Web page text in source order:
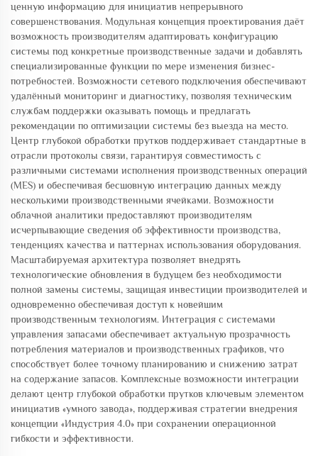
ценную информацию для инициатив непрерывного
совершенствования. Модульная концепция проектирования даёт
возможность производителям адаптировать конфигурацию
системы под конкретные производственные задачи и добавлять
специализированные функции по мере изменения бизнес-
потребностей. Возможности сетевого подключения обеспечивают
удалённый мониторинг и диагностику, позволяя техническим
службам поддержки оказывать помощь и предлагать
рекомендации по оптимизации системы без выезда на место.
Центр глубокой обработки прутков поддерживает стандартные в
отрасли протоколы связи, гарантируя совместимость с
различными системами исполнения производственных операций
(MES) и обеспечивая бесшовную интеграцию данных между
несколькими производственными ячейками. Возможности
облачной аналитики предоставляют производителям
исчерпывающие сведения об эффективности производства,
тенденциях качества и паттернах использования оборудования.
Масштабируемая архитектура позволяет внедрять
технологические обновления в будущем без необходимости
полной замены системы, защищая инвестиции производителей и
одновременно обеспечивая доступ к новейшим
производственным технологиям. Интеграция с системами
управления запасами обеспечивает актуальную прозрачность
потребления материалов и производственных графиков, что
способствует более точному планированию и снижению затрат
на содержание запасов. Комплексные возможности интеграции
делают центр глубокой обработки прутков ключевым элементом
инициатив «умного завода», поддерживая стратегии внедрения
концепции «Индустрия 4.0» при сохранении операционной
гибкости и эффективности.